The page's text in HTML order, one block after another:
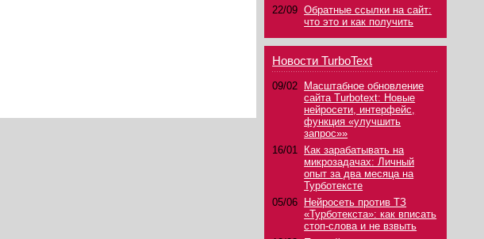
22/09 Обратные ссылки на сайт:
что это и как получить
Новости TurboText
09/02
Масштабное обновление
сайта Turbotext: Новые
нейросети, интерфейс,
функция «улучшить
запрос»»
16/01
Как зарабатывать на
микрозадачах: Личный
опыт за два месяца на
Турботексте
05/06
Нейросеть против ТЗ
«Турботекста»: как вписать
стоп-слова и не взвыть